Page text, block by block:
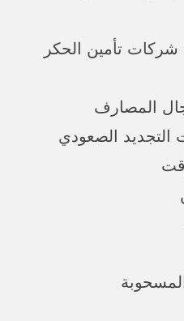
شركات تأمين الحكر
المصارف
التجديد الصعودي